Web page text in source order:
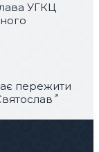
УГКЦ
пережити